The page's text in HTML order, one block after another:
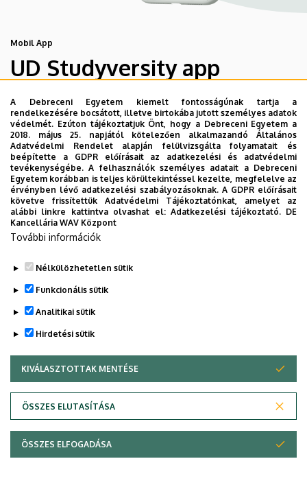
Mobil App
UD Studyversity app
Engedd meg, hogy figyelmedbe ajánljuk a Debreceni
Egyetem új applikációját, melyet hallgatói számára
készített. Az alkalmazás bevezetésével célunk, hogy
segítsünk eligazodni az egyetemi mindennapokban, a
tanulmányaiddal kapcsolatban gyorsan elérhető
információkat biztosítsunk, útmutatót adjunk az egyetemi
évek során felmerülő helyzetekkel, kérdésekkel
kapcsolatban, továbbá „zsebközelbe” hozzuk az Egyetem
és Debrecen város kulturális és sport életét.
Adatvédelem
Szerzői jog © 2026 Unideb
A Debreceni Egyetem kiemelt fontosságúnak tartja a
rendelkezésére bocsátott, illetve birtokába jutott személyes adatok
védelmét. Ezúton tájékoztatjuk Önt, hogy a Debreceni Egyetem a
2018. május 25. napjától kötelezően alkalmazandó Általános
Adatvédelmi Rendelet alapján felülvizsgálta folyamatait és
beépítette a GDPR előírásait az adatkezelési és adatvédelmi
tevékenységébe. A felhasználók személyes adatait a Debreceni
Egyetem korábban is teljes körültekintéssel kezelte, megfelelve az
érvényben lévő adatkezelési szabályozásoknak. A GDPR előírásait
követve frissítettük Adatvédelmi Tájékoztatónkat, amelyet az
alábbi linkre kattintva olvashat el:Adatkezelési tájékoztató. DE
Kancellária WAV Központ
További információk
Nélkülözhetetlen sütik
Funkcionális sütik
Analitikai sütik
Hirdetési sütik
KIVÁLASZTOTTAK MENTÉSE
ÖSSZES ELUTASÍTÁSA
WITHDRAW CONSENT
ÖSSZES ELFOGADÁSA